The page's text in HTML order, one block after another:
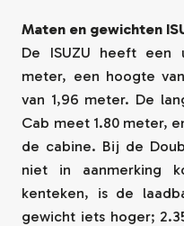
Maten en gewichten
De ISUZU heeft een
meter, een hoogte
van 1,96 meter. De
Cab meet 1.80 meter,
de cabine. Bij de
niet in aanmerking
kenteken, is de
gewicht iets hoger;